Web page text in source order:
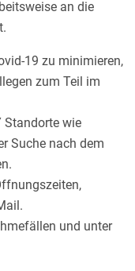
an die
19 zu minimieren,
zum Teil im
Standorte wie
Suche nach dem
und unter